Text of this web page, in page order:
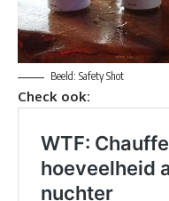
Beeld: Safety Shot
Check ook: